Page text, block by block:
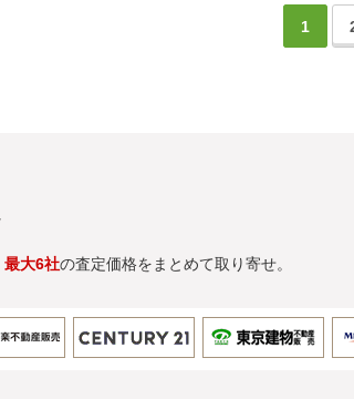
1
最大6社の査定価格をまとめて取り寄せ。